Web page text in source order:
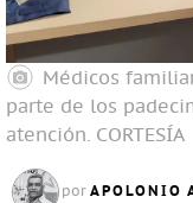
Médicos
parte de los
atención. CORTESÍA
por APOLONIO